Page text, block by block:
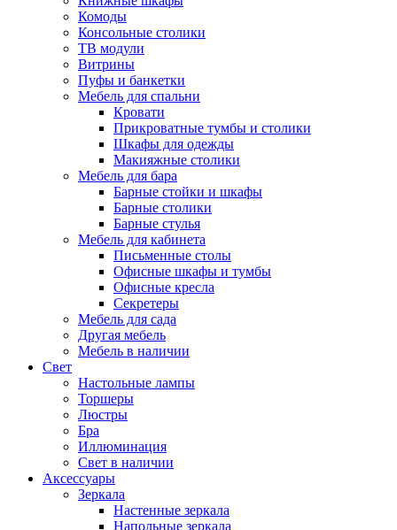
Комоды
Консольные столики
ТВ модули
Витрины
Пуфы и банкетки
Мебель для спальни
Кровати
Прикроватные тумбы и столики
Шкафы для одежды
Макияжные столики
Мебель для бара
Барные стойки и шкафы
Барные столики
Барные стулья
Мебель для кабинета
Письменные столы
Офисные шкафы и тумбы
Офисные кресла
Секретеры
Мебель для сада
Другая мебель
Мебель в наличии
Свет
Настольные лампы
Торшеры
Люстры
Бра
Иллюминация
Свет в наличии
Аксессуары
Зеркала
Настенные зеркала
Напольные зеркала